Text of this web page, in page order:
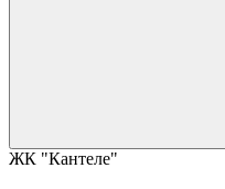
ЖК "Кантеле"